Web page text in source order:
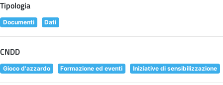
Tipologia
Documenti Dati
CNDD
Gioco d'azzardo Formazione ed eventi Iniziative di sensibilizzazione